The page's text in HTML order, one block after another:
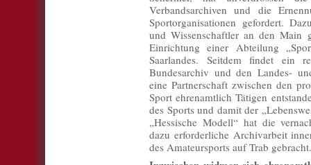
Verbandsarchiven und die
Sportorganisationen gefordert.
und Wissenschaftler an den
Einrichtung einer Abteilung
Saarlandes. Seitdem findet ein
Bundesarchiv und den Landes-
eine Partnerschaft zwischen den
Sport ehrenamtlich Tätigen
des Sports und damit der
„Hessische Modell“ hat die
dazu erforderliche Archivarbeit
des Amateursports auf Trab gebracht.